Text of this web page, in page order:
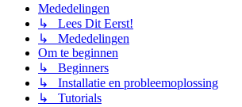
Mededelingen
↳ Lees Dit Eerst!
↳ Mededelingen
Om te beginnen
↳ Beginners
↳ Installatie en probleemoplossing
↳ Tutorials